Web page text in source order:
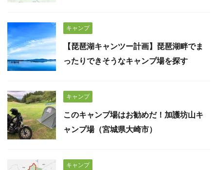
キャンプ
【琵琶湖キャンツー計画】琵琶湖畔でま
ったりできそうなキャンプ場を探す
キャンプ
このキャンプ場はお勧めだ！加護坊山キ
ャンプ場（宮城県大崎市）
キャンプ